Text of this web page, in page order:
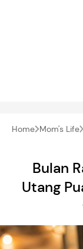
Home Mom's Life
Bulan
Utang